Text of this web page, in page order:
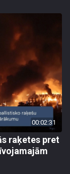
00:02:31
raķetes pret